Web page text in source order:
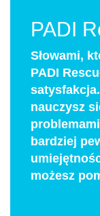
PADI
Słowami,
PADI
nauczysz
bardziej
możesz